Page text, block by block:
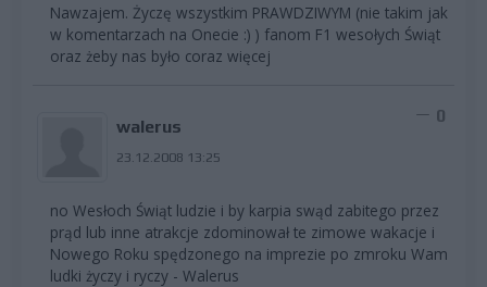
Nawzajem. Życzę wszystkim PRAWDZIWYM (nie takim jak
w komentarzach na Onecie :) ) fanom F1 wesołych Świąt
oraz żeby nas było coraz więcej
walerus
23.12.2008 13:25
0
no Wesłoch Świąt ludzie i by karpia swąd zabitego przez
prąd lub inne atrakcje zdominował te zimowe wakacje i
Nowego Roku spędzonego na imprezie po zmroku Wam
ludki życzy i ryczy - Walerus